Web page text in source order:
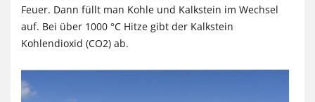
Feuer. Dann füllt man Kohle und Kalkstein im Wechsel
auf. Bei über 1000 °C Hitze gibt der Kalkstein
Kohlendioxid (CO2) ab.